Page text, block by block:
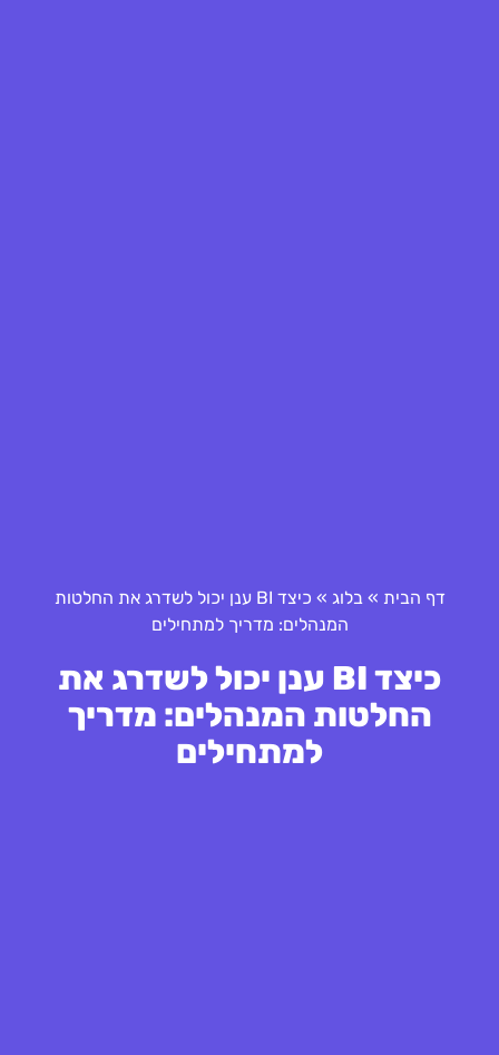
דף הבית »בלוג »
כיצד BI ענן יכול לשדרג את החלטות
המנהלים: מדריך למתחילים
כיצד BI ענן יכול לשדרג את
החלטות המנהלים: מדריך
למתחילים